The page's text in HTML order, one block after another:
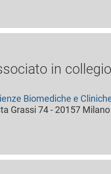
in
Biomediche e
Grassi 74 - 20157